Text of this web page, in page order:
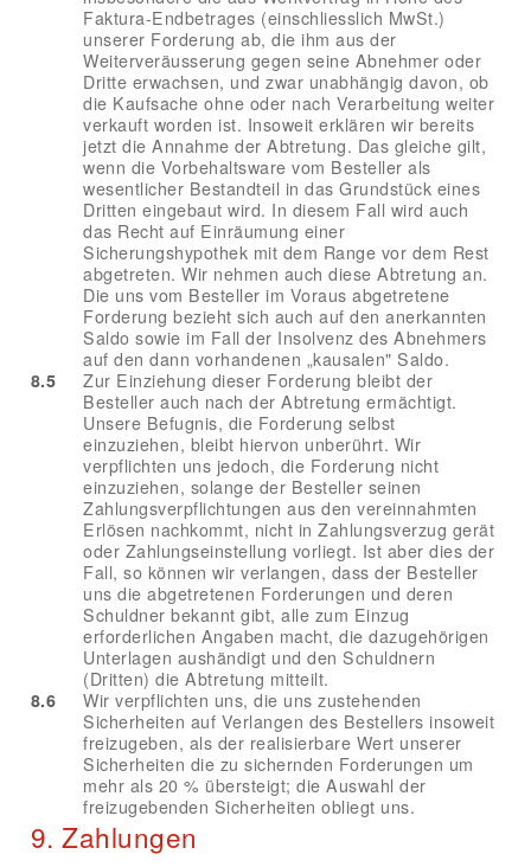
Faktura-Endbetrages (einschliesslich MwSt.)
unserer Forderung ab, die ihm aus der
Weiterveräusserung gegen seine Abnehmer oder
Dritte erwachsen, und zwar unabhängig davon, ob
die Kaufsache ohne oder nach Verarbeitung weiter
verkauft worden ist. Insoweit erklären wir bereits
jetzt die Annahme der Abtretung. Das gleiche gilt,
wenn die Vorbehaltsware vom Besteller als
wesentlicher Bestandteil in das Grundstück eines
Dritten eingebaut wird. In diesem Fall wird auch
das Recht auf Einräumung einer
Sicherungshypothek mit dem Range vor dem Rest
abgetreten. Wir nehmen auch diese Abtretung an.
Die uns vom Besteller im Voraus abgetretene
Forderung bezieht sich auch auf den anerkannten
Saldo sowie im Fall der Insolvenz des Abnehmers
auf den dann vorhandenen „kausalen" Saldo.
8.5
Zur Einziehung dieser Forderung bleibt der
Besteller auch nach der Abtretung ermächtigt.
Unsere Befugnis, die Forderung selbst
einzuziehen, bleibt hiervon unberührt. Wir
verpflichten uns jedoch, die Forderung nicht
einzuziehen, solange der Besteller seinen
Zahlungsverpflichtungen aus den vereinnahmten
Erlösen nachkommt, nicht in Zahlungsverzug gerät
oder Zahlungseinstellung vorliegt. Ist aber dies der
Fall, so können wir verlangen, dass der Besteller
uns die abgetretenen Forderungen und deren
Schuldner bekannt gibt, alle zum Einzug
erforderlichen Angaben macht, die dazugehörigen
Unterlagen aushändigt und den Schuldnern
(Dritten) die Abtretung mitteilt.
8.6
Wir verpflichten uns, die uns zustehenden
Sicherheiten auf Verlangen des Bestellers insoweit
freizugeben, als der realisierbare Wert unserer
Sicherheiten die zu sichernden Forderungen um
mehr als 20 % übersteigt; die Auswahl der
freizugebenden Sicherheiten obliegt uns.
9. Zahlungen